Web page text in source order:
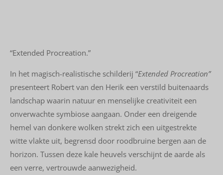
“Extended Procreation.”
In het magisch-realistische schilderij “Extended Procreation”
presenteert Robert van den Herik een verstild buitenaards
landschap waarin natuur en menselijke creativiteit een
onverwachte symbiose aangaan. Onder een dreigende
hemel van donkere wolken strekt zich een uitgestrekte
witte vlakte uit, begrensd door roodbruine bergen aan de
horizon. Tussen deze kale heuvels verschijnt de aarde als
een verre, vertrouwde aanwezigheid.